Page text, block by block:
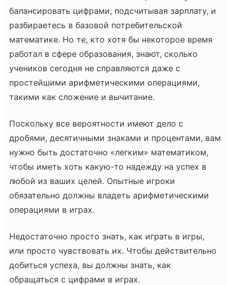
балансировать цифрами, подсчитывая зарплату, и
разбираетесь в базовой потребительской
математике. Но те, кто хотя бы некоторое время
работал в сфере образования, знают, сколько
учеников сегодня не справляются даже с
простейшими арифметическими операциями,
такими как сложение и вычитание.
Поскольку все вероятности имеют дело с
дробями, десятичными знаками и процентами, вам
нужно быть достаточно «легким» математиком,
чтобы иметь хоть какую-то надежду на успех в
любой из ваших целей. Опытные игроки
обязательно должны владеть арифметическими
операциями в играх.
Недостаточно просто знать, как играть в игры,
или просто чувствовать их. Чтобы действительно
добиться успеха, вы должны знать, как
обращаться с цифрами в играх.